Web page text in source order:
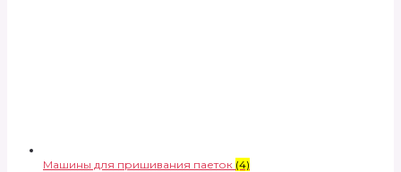
Машины для пришивания паеток (4)